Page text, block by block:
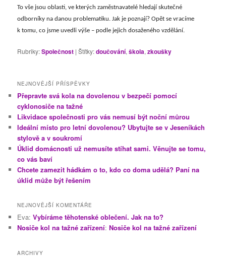
To vše jsou oblasti, ve kterých zaměstnavatelé hledají skutečné
odborníky na danou problematiku. Jak je poznají? Opět se vracíme
k tomu, co jsme uvedli výše – podle jejich dosaženého vzdělání.
Rubriky:Společnost |Štítky:doučování,škola,zkoušky
NEJNOVĚJŠÍ PŘÍSPĚVKY
Přepravte svá kola na dovolenou v bezpečí pomocí
cyklonosiče na tažné
Likvidace společnosti pro vás nemusí být noční můrou
Ideální místo pro letní dovolenou? Ubytujte se v Jeseníkách
stylově a v soukromí
Úklid domácnosti už nemusíte stíhat sami. Věnujte se tomu,
co vás baví
Chcete zamezit hádkám o to, kdo co doma udělá? Paní na
úklid může být řešením
NEJNOVĚJŠÍ KOMENTÁŘE
Eva:Vybíráme těhotenské oblečení. Jak na to?
Nosiče kol na tažné zařízení:Nosiče kol na tažné zařízení
ARCHIVY